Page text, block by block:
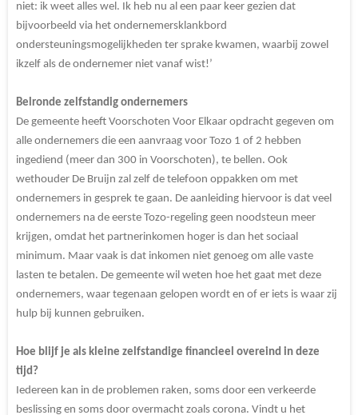
niet: ik weet alles wel. Ik heb nu al een paar keer gezien dat
bijvoorbeeld via het ondernemersklankbord
ondersteuningsmogelijkheden ter sprake kwamen, waarbij zowel
ikzelf als de ondernemer niet vanaf wist!’
Belronde zelfstandig ondernemers
De gemeente heeft Voorschoten Voor Elkaar opdracht gegeven om
alle ondernemers die een aanvraag voor Tozo 1 of 2 hebben
ingediend (meer dan 300 in Voorschoten), te bellen. Ook
wethouder De Bruijn zal zelf de telefoon oppakken om met
ondernemers in gesprek te gaan. De aanleiding hiervoor is dat veel
ondernemers na de eerste Tozo-regeling geen noodsteun meer
krijgen, omdat het partnerinkomen hoger is dan het sociaal
minimum. Maar vaak is dat inkomen niet genoeg om alle vaste
lasten te betalen. De gemeente wil weten hoe het gaat met deze
ondernemers, waar tegenaan gelopen wordt en of er iets is waar zij
hulp bij kunnen gebruiken.
Hoe blijf je als kleine zelfstandige financieel overeind in deze
tijd?
Iedereen kan in de problemen raken, soms door een verkeerde
beslissing en soms door overmacht zoals corona. Vindt u het